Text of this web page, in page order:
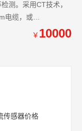
测。采用CT技术，
电缆，或
不必断开被测线路，
分析仪、工业控制
￥ 10000